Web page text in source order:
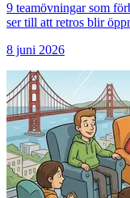
9 teamövningar som
ser till att retros blir
8 juni 2026